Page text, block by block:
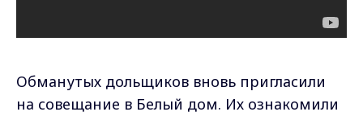
Обманутых дольщиков вновь пригласили
на совещание в Белый дом. Их ознакомили